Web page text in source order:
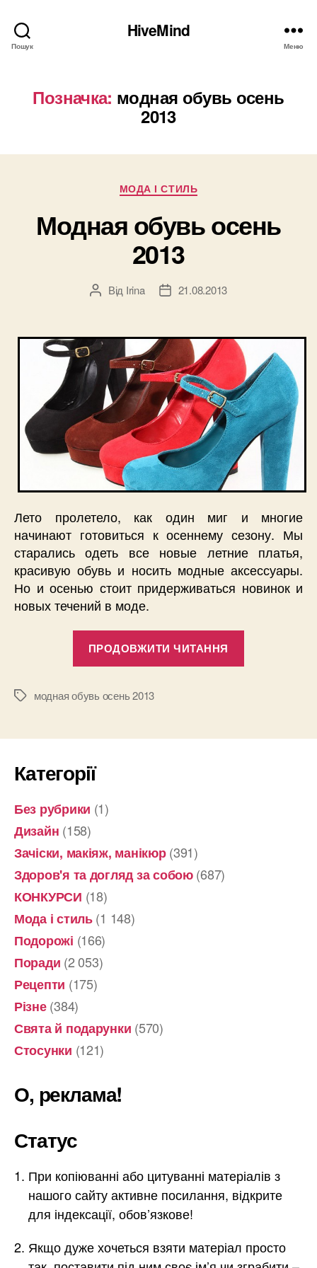
Пошук
HiveMind
Меню
Позначка: модная обувь осень
2013
Категорії
МОДА І СТИЛЬ
Модная обувь осень
2013
Автор
Від Irina
Дата21.08.2013
Лето пролетело, как один миг и многие
начинают готовиться к осеннему сезону. Мы
старались одеть все новые летние платья,
красивую обувь и носить модные аксессуары.
Но и осенью стоит придерживаться новинок и
новых течений в моде.
ПРОДОВЖИТИ ЧИТАННЯ
Позначкимодная обувь осень 2013
Категорії
Без рубрики (1)
Дизайн (158)
Зачіски, макіяж, манікюр(391)
Здоров'я та догляд за собою(687)
КОНКУРСИ (18)
Мода і стиль(1 148)
Подорожі (166)
Поради (2 053)
Рецепти (175)
Різне(384)
Свята й подарунки (570)
Стосунки (121)
О, реклама!
Статус
При копіюванні або цитуванні матеріалів з
нашого сайту активне посилання, відкрите
для індексації, обов’язкове!
Якщо дуже хочеться взяти матеріал просто